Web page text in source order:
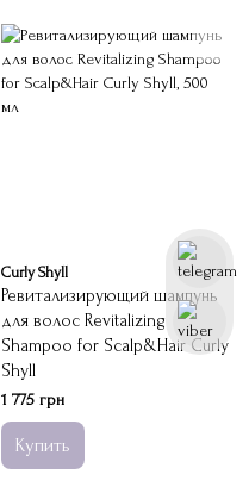
Curly Shyll
Ревитализирующий шампунь
для волос Revitalizing
Shampoo for Scalp&Hair Curly
Shyll
1 775 грн
Купить